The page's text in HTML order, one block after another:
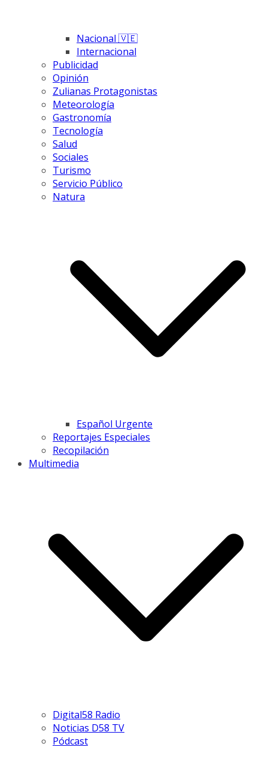
Nacional 🇻🇪
Internacional
Publicidad
Opinión
Zulianas Protagonistas
Meteorología
Gastronomía
Tecnología
Salud
Sociales
Turismo
Servicio Público
Natura
Español Urgente
Reportajes Especiales
Recopilación
Multimedia
Digital58 Radio
Noticias D58 TV
Pódcast